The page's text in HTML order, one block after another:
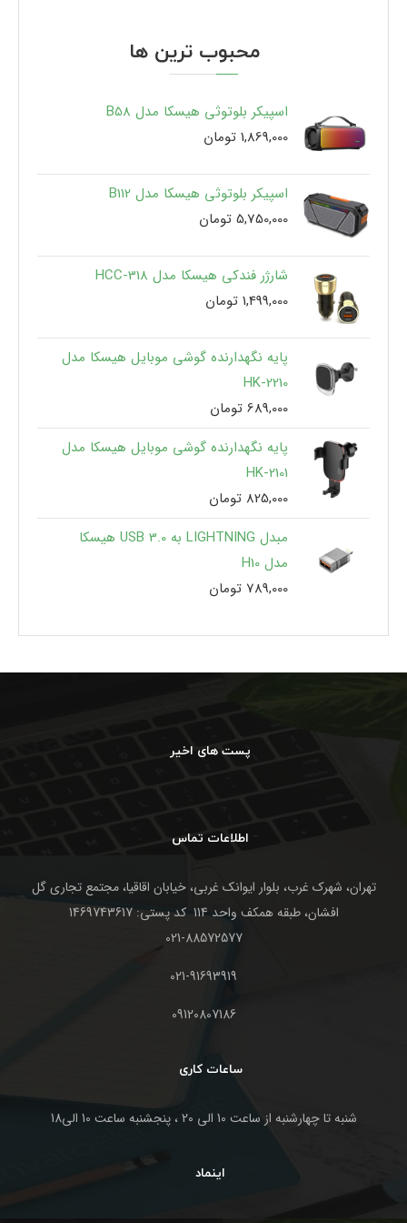
محبوب ترین ها
اسپیکر بلوتوثی هیسکا مدل B58
1,869,000 تومان
اسپیکر بلوتوثی هیسکا مدل B112
5,750,000 تومان
شارژر فندکی هیسکا مدل HCC-318
1,499,000 تومان
پایه نگهدارنده گوشی موبایل هیسکا مدل
HK-2210
689,000 تومان
پایه نگهدارنده گوشی موبایل هیسکا مدل
HK-2101
825,000 تومان
مبدل LIGHTNING به USB 3.0 هیسکا
مدل H10
789,000 تومان
پست های اخیر
اطلاعات تماس
تهران، شهرک غرب، بلوار ایوانک غربی، خیابان اقاقیا، مجتمع تجاری گل
افشان، طبقه همکف واحد 114 کد پستی: 1469743617
021-88572577
021-91693919
09120807186
ساعات کاری
شنبه تا چهارشنبه از ساعت 10 الی 20 ، پنجشنبه ساعت 10 الی18
اینماد